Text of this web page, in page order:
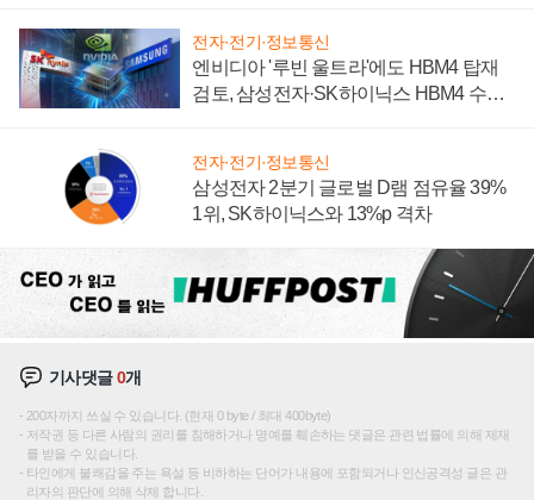
전자·전기·정보통신
엔비디아 '루빈 울트라'에도 HBM4 탑재
검토, 삼성전자·SK하이닉스 HBM4 수율
전자·전기·정보통신
삼성전자 2분기 글로벌 D램 점유율 39%
1위, SK하이닉스와 13%p 격차
기사댓글0개
200자까지 쓰실 수 있습니다. (현재 0 byte / 최대 400byte)
저작권 등 다른 사람의 권리를 침해하거나 명예를 훼손하는 댓글은 관련 법률에 의해 제재
를 받을 수 있습니다.
타인에게 불쾌감을 주는 욕설 등 비하하는 단어가 내용에 포함되거나 인신공격성 글은 관
리자의 판단에 의해 삭제 합니다.